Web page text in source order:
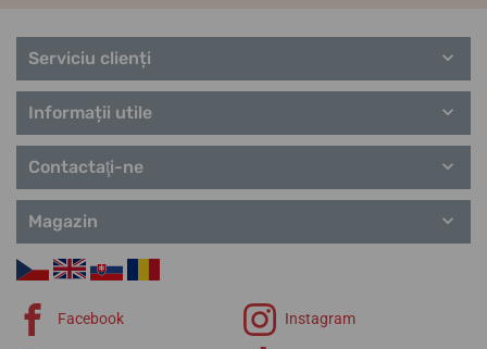
Serviciu clienți
Informații utile
Contactaţi-ne
Magazin
Facebook Instagram